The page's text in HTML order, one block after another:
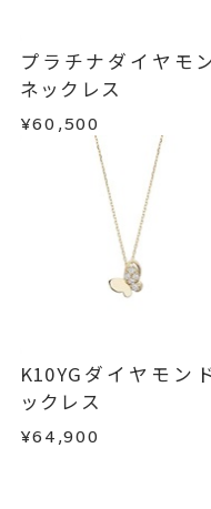
バタ
刻印
・在庫のご用意がで
内を目安に発送いた
・受注生産となる場
目安日数を頂戴し
※お急ぎの方はご
い。事前に現在の
お届け予定日はご
詳しくはこちら
・受注生産の商品
・お客さまのお手元
・到着後ご連絡無く
・刻印をお入れした
・販売期間が限定
・過度な交換・返品
商品の品質には万
不良品の場合、ま
は、早急に商品を
はお問い合わせフ
この場合の返送料
で、着払いにてご返
詳細はこちら
プラチナダイヤモ
ネックレス
¥60,500
K10YGダイヤモン
ックレス
¥64,900